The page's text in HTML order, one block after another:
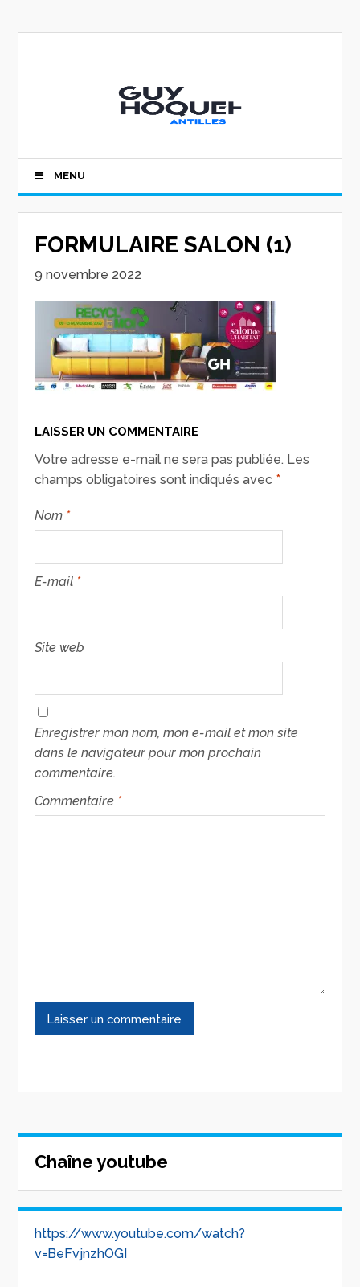
MENU
FORMULAIRE SALON (1)
9 novembre 2022
LAISSER UN COMMENTAIRE
Votre adresse e-mail ne sera pas publiée. Les
champs obligatoires sont indiqués avec *
Nom *
E-mail *
Site web
Enregistrer mon nom, mon e-mail et mon site
dans le navigateur pour mon prochain
commentaire.
Commentaire *
Chaîne youtube
https://www.youtube.com/watch?
v=BeFvjnzhOGI